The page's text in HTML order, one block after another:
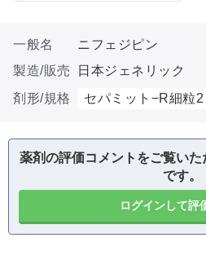
一般名
ニフェジピン
製造/販売
日本ジェネリック
剤形/規格
セパミット−R細粒2
薬剤の評価コメントをご覧い
です。
ログインして評